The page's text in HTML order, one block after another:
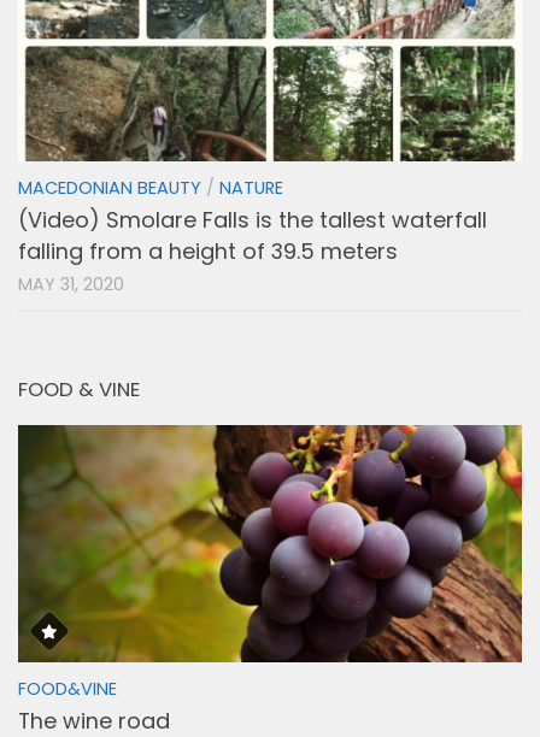
MACEDONIAN BEAUTY / NATURE
(Video) Smolare Falls is the tallest waterfall
falling from a height of 39.5 meters
MAY 31, 2020
FOOD & VINE
FOOD&VINE
The wine road